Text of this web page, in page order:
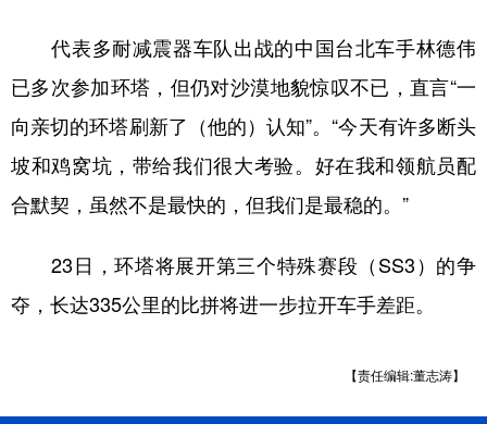
代表多耐减震器车队出战的中国台北车手林德伟
已多次参加环塔，但仍对沙漠地貌惊叹不已，直言“一
向亲切的环塔刷新了（他的）认知”。“今天有许多断头
坡和鸡窝坑，带给我们很大考验。好在我和领航员配
合默契，虽然不是最快的，但我们是最稳的。”
23日，环塔将展开第三个特殊赛段（SS3）的争
夺，长达335公里的比拼将进一步拉开车手差距。
【责任编辑:董志涛】